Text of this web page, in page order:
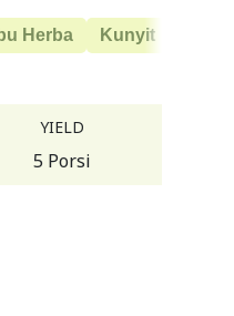
Herba Kunyit
YIELD
5 Porsi